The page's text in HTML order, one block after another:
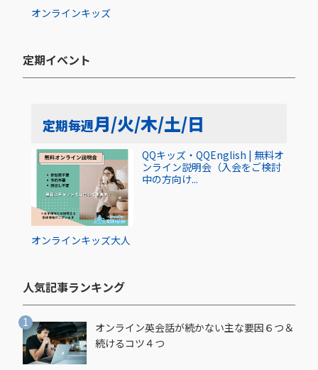
オンラインキッズ
定期イベント​
定期毎週月/火/木/土/日
オンラインキッズ大人
QQキッズ・QQEnglish | 無料オ
ンライン説明会（入会をご検討
中の方向け...
人気記事ランキング​
オンライン英会話が続かない主な要因６つ＆
続けるコツ４つ